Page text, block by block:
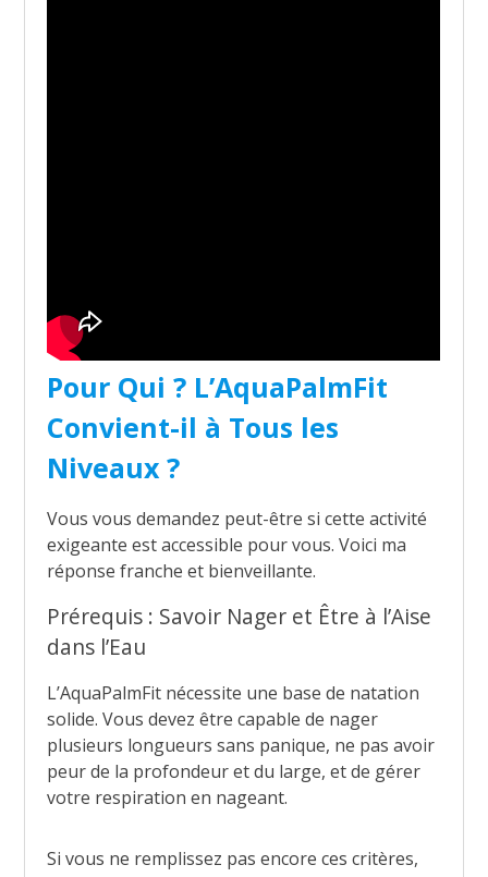
Pour Qui ? L’AquaPalmFit
Convient-il à Tous les
Niveaux ?
Vous vous demandez peut-être si cette activité
exigeante est accessible pour vous. Voici ma
réponse franche et bienveillante.
Prérequis : Savoir Nager et Être à l’Aise
dans l’Eau
L’AquaPalmFit nécessite une base de natation
solide. Vous devez être capable de nager
plusieurs longueurs sans panique, ne pas avoir
peur de la profondeur et du large, et de gérer
votre respiration en nageant.
Si vous ne remplissez pas encore ces critères,